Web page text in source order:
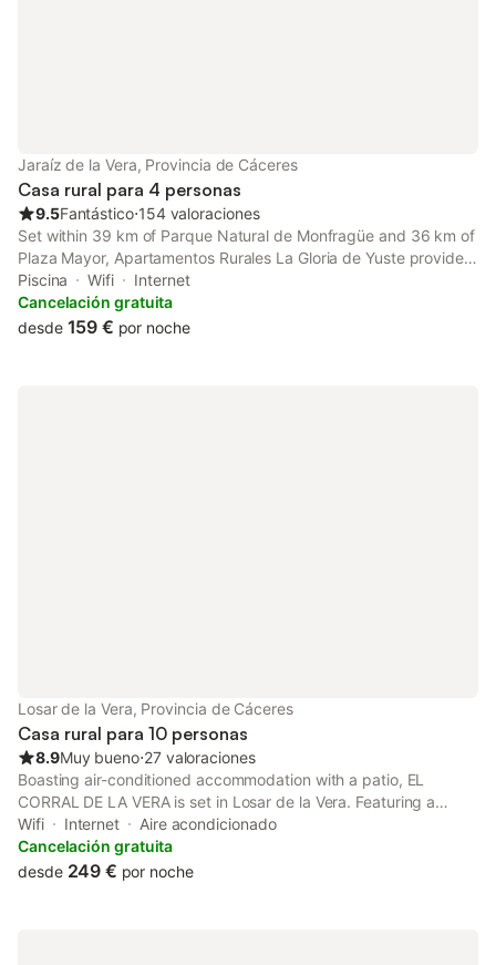
Jaraíz de la Vera, Provincia de Cáceres
Casa rural para 4 personas
9.5Fantástico⋅154 valoraciones
Set within 39 km of Parque Natural de Monfragüe and 36 km of
Plaza Mayor, Apartamentos Rurales La Gloria de Yuste provides
rooms with air conditioning and a private bathroom in Jaraiz de
la Vera. The property features pool and garden views, and is 7.
Piscina Wifi
Internet
Cancelación gratuita
desde 159 € por noche
Losar de la Vera, Provincia de Cáceres
Casa rural para 10 personas
8.9Muy bueno⋅27 valoraciones
Boasting air-conditioned accommodation with a patio, EL
CORRAL DE LA VERA is set in Losar de la Vera. Featuring a
shared kitchen, this property also provides guests with a
barbecue.
Wifi Internet
Aire acondicionado
Cancelación gratuita
desde 249 € por noche